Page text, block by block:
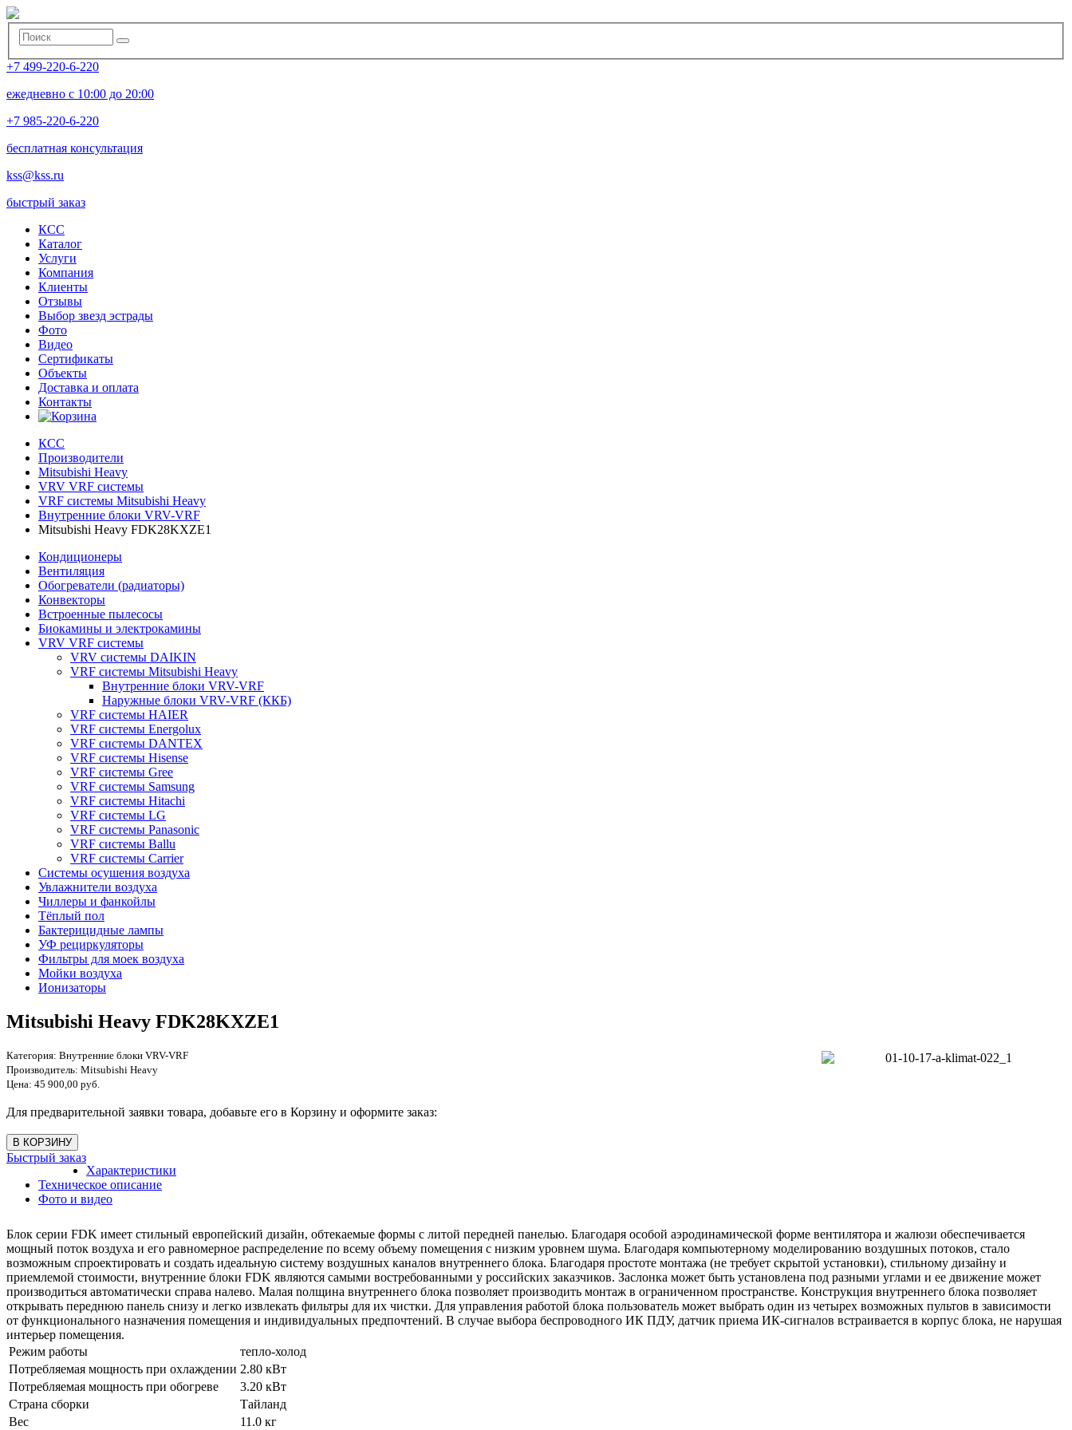
+7 499-220-6-220
ежедневно с 10:00 до 20:00
+7 985-220-6-220
бесплатная консультация
kss@kss.ru
быстрый заказ
КСС
Каталог
Услуги
Компания
Клиенты
Oтзывы
Выбор звезд эстрады
Фото
Видео
Сертификаты
Объекты
Доставка и оплата
Контакты
КСС
Производители
Mitsubishi Heavy
VRV VRF системы
VRF системы Mitsubishi Heavy
Внутренние блоки VRV-VRF
Mitsubishi Heavy FDK28KXZE1
Кондиционеры
Вентиляция
Обогреватели (радиаторы)
Конвекторы
Встроенные пылесосы
Биокамины и электрокамины
VRV VRF системы
VRV системы DAIKIN
VRF системы Mitsubishi Heavy
Внутренние блоки VRV-VRF
Наружные блоки VRV-VRF (ККБ)
VRF системы HAIER
VRF системы Energolux
VRF системы DANTEX
VRF системы Hisense
VRF системы Gree
VRF системы Samsung
VRF системы Hitachi
VRF системы LG
VRF системы Panasonic
VRF системы Ballu
VRF системы Carrier
Системы осушения воздуха
Увлажнители воздуха
Чиллеры и фанкойлы
Тёплый пол
Бактерицидные лампы
УФ рециркуляторы
Фильтры для моек воздуха
Мойки воздуха
Ионизаторы
Mitsubishi Heavy FDK28KXZE1
Категория: Внутренние блоки VRV-VRF
Производитель: Mitsubishi Heavy
Цена: 45 900,00 руб.
Для предварительной заявки товара, добавьте его в Корзину и оформите заказ:
Быстрый заказ
Характеристики
Техническое описание
Фото и видео
Блок серии FDK имеет стильный европейский дизайн, обтекаемые формы с литой передней панелью. Благодаря особой аэродинамической форме вентилятора и жалюзи обеспечивается
мощный поток воздуха и его равномерное распределение по всему объему помещения с низким уровнем шума. Благодаря компьютерному моделированию воздушных потоков, стало
возможным спроектировать и создать идеальную систему воздушных каналов внутреннего блока. Благодаря простоте монтажа (не требует скрытой установки), стильному дизайну и
приемлемой стоимости, внутренние блоки FDK являются самыми востребованными у российских заказчиков. Заслонка может быть установлена под разными углами и ее движение может
производиться автоматически справа налево. Малая nолщина внутреннего блока позволяет производить монтаж в ограниченном пространстве. Конструкция внутреннего блока позволяет
открывать переднюю панель снизу и легко извлекать фильтры для их чистки. Для управления работой блока пользователь может выбрать один из четырех возможных пультов в зависимости
от функционального назначения помещения и индивидуальных предпочтений. В случае выбора беспроводного ИК ПДУ, датчик приема ИК-сигналов встраивается в корпус блока, не нарушая
интерьер помещения.
Режим работы
тепло-холод
Потребляемая мощность при охлаждении 2.80 кВт
Потребляемая мощность при обогреве
3.20 кВт
Страна сборки
Тайланд
Вес
11.0 кг